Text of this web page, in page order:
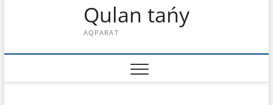
Qulan tańy
AQPARAT